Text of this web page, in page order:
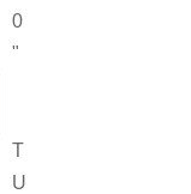
0
"
T
U